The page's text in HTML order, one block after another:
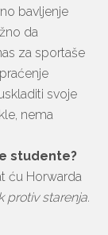
bavljenje
da
za sportaše
svoje
nema
studente?
ću Horwarda
protiv starenja.